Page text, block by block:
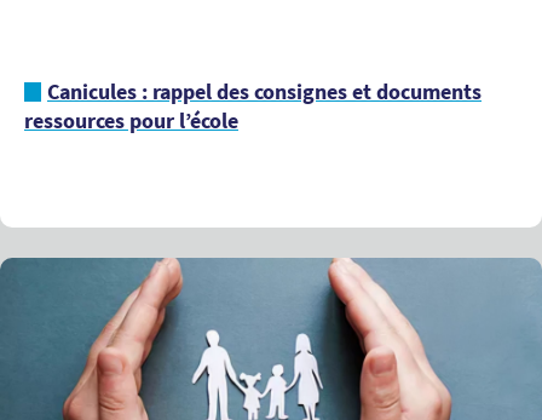
Canicules : rappel des consignes et documents
ressources pour l’école